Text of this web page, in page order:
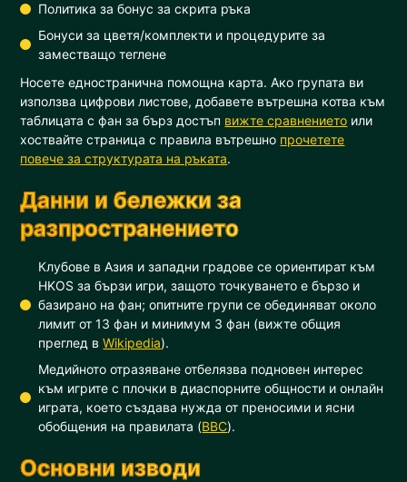
Политика за бонус за скрита ръка
Бонуси за цветя/комплекти и процедурите за
заместващо теглене
Носете едностранична помощна карта. Ако групата ви
използва цифрови листове, добавете вътрешна котва към
таблицата с фан за бърз достъп вижте сравнението или
хоствайте страница с правила вътрешно прочетете
повече за структурата на ръката.
Данни и бележки за
разпространението
Клубове в Азия и западни градове се ориентират към
HKOS за бързи игри, защото точкуването е бързо и
базирано на фан; опитните групи се обединяват около
лимит от 13 фан и минимум 3 фан (вижте общия
преглед вWikipedia).
Медийното отразяване отбелязва подновен интерес
към игрите с плочки в диаспорните общности и онлайн
играта, което създава нужда от преносими и ясни
обобщения на правилата (BBC).
Основни изводи